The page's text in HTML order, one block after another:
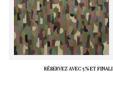
RÉSERVEZ AVEC 5 % ET